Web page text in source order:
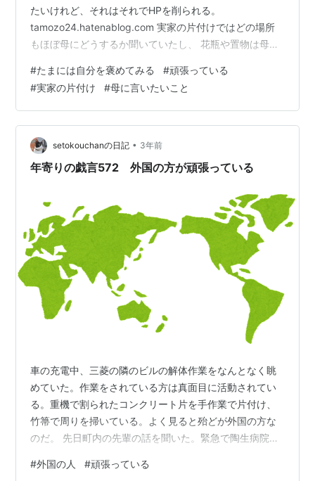
たいけれど、それはそれでHPを削られる。
tamozo24.hatenablog.com 実家の片付けではどの場所
もほぼ母にどうするか聞いていたし、 花瓶や置物は母に
も数枚ずつは残してきた。 聞いてもだいたいの場合、
「もうお任せ。」と母は言っていた。 なのにあの言い
方。 だからといってそれを指摘したところで 頭に血の上
っている母に通用しないのもわかっている。 なので記事
に書くことで自分の気持ちを昇華しようと思う。 2階の
洗面所下収納にあっ…
#たまには自分を褒めてみる #頑張っている
#実家の片付け #母に言いたいこと
setokouchanの日記 • 3年前
年寄りの戯言572 外国の方が頑張っている
車の充電中、三菱の隣のビルの解体作業をなんとなく眺
めていた。作業をされている方は真面目に活動されてい
る。重機で割られたコンクリート片を手作業で片付け、
竹箒で周りを掃いている。よく見ると殆どが外国の方な
のだ。 先日町内の先輩の話を聞いた。緊急で陶生病院に
なった。入院病棟での看護師はほとんどがフィリピンの
#外国の人 #頑張っている